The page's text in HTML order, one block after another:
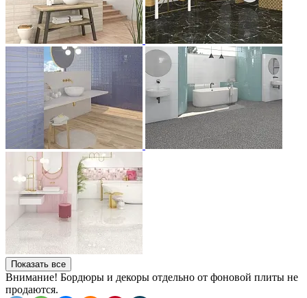
Показать все
Внимание! Бордюры и декоры отдельно от фоновой плиты не
продаются.